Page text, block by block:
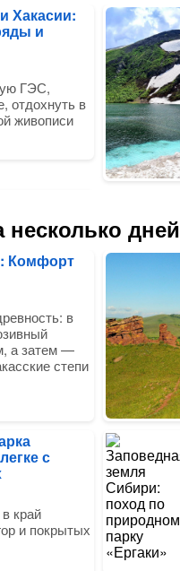
Хакасии:
и
ГЭС,
отдохнуть в
живописи
дней
Комфорт
в
а затем —
степи
с
край
и покрытых